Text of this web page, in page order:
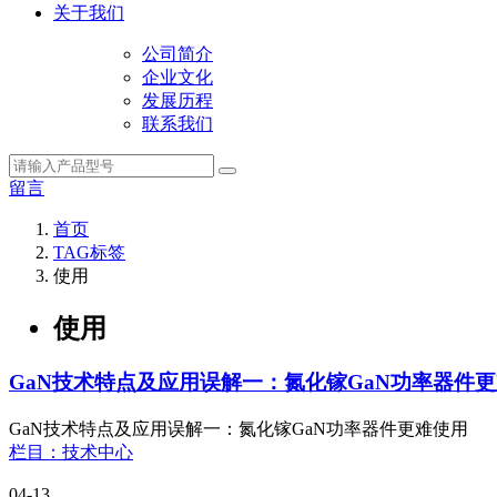
关于我们
公司简介
企业文化
发展历程
联系我们
留言
首页
TAG标签
使用
使用
GaN技术特点及应用误解一：氮化镓GaN功率器件
GaN技术特点及应用误解一：氮化镓GaN功率器件更难使用
栏目：技术中心